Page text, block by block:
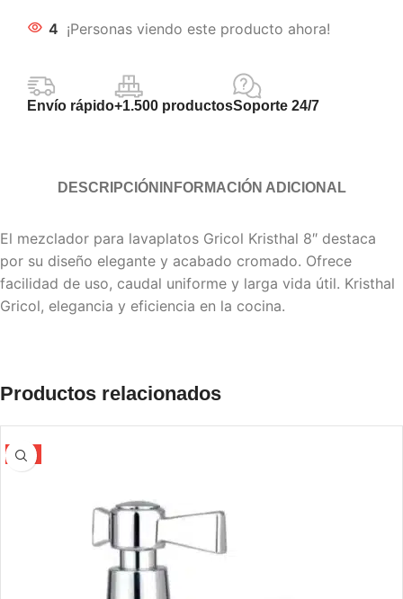
4 ¡Personas viendo este producto ahora!
Envío rápido+1.500 productosSoporte 24/7
DESCRIPCIÓN INFORMACIÓN ADICIONAL
El mezclador para lavaplatos Gricol Kristhal 8″ destaca
por su diseño elegante y acabado cromado. Ofrece
facilidad de uso, caudal uniforme y larga vida útil. Kristhal
Gricol, elegancia y eficiencia en la cocina.
Productos relacionados
-5%